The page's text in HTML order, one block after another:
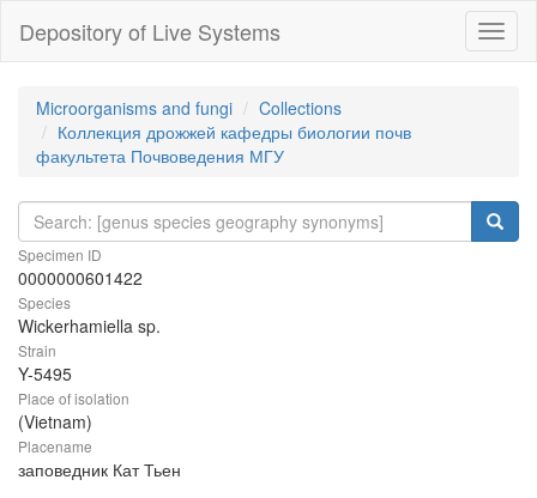
Depository of Live Systems
Microorganisms and fungi
Collections
Коллекция дрожжей кафедры биологии почв
факультета Почвоведения МГУ
Specimen ID
0000000601422
Species
Wickerhamiella sp.
Strain
Y-5495
Place of isolation
(Vietnam)
Placename
заповедник Кат Тьен